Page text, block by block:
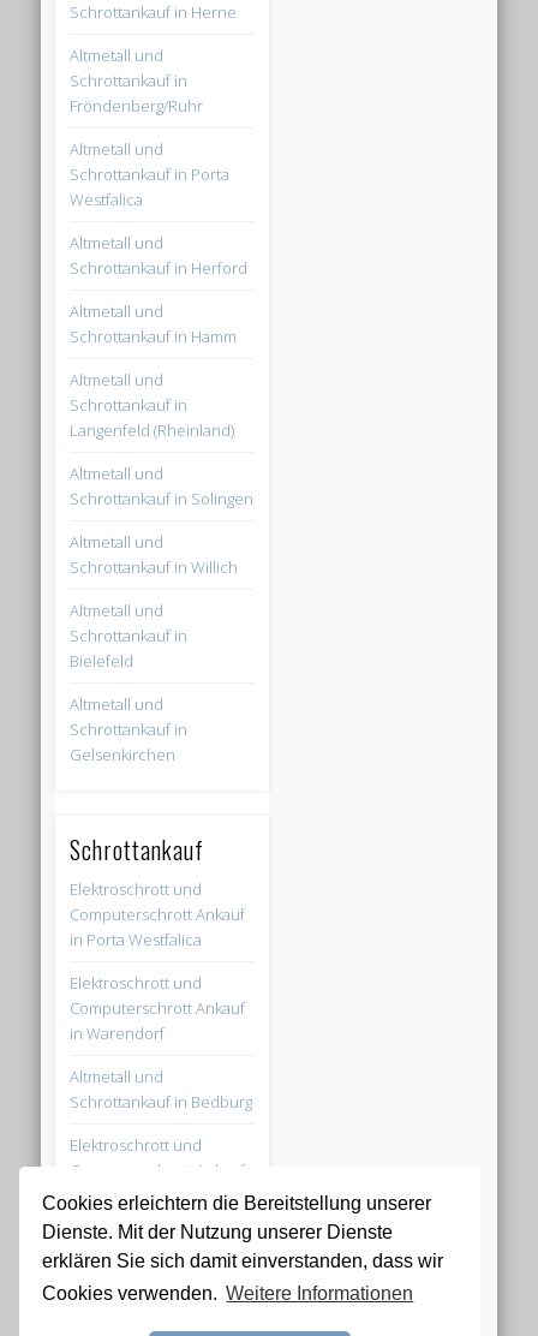
Cookies erleichtern die Bereitstellung unserer
Dienste. Mit der Nutzung unserer Dienste
erklären Sie sich damit einverstanden, dass wir
Cookies verwenden. Weitere Informationen
Schrottankauf in Herne
Altmetall und
Schrottankauf in
Fröndenberg/Ruhr
Altmetall und
Schrottankauf in Porta
Westfalica
Altmetall und
Schrottankauf in Herford
Altmetall und
Schrottankauf in Hamm
Altmetall und
Schrottankauf in
Langenfeld (Rheinland)
Altmetall und
Schrottankauf in Solingen
Altmetall und
Schrottankauf in Willich
Altmetall und
Schrottankauf in
Bielefeld
Altmetall und
Schrottankauf in
Gelsenkirchen
Schrottankauf
Elektroschrott und
Computerschrott Ankauf
in Porta Westfalica
Elektroschrott und
Computerschrott Ankauf
in Warendorf
Altmetall und
Schrottankauf in Bedburg
Elektroschrott und
Computerschrott Ankauf
in Herford
Elektroschrott und
Computerschrott Ankauf
in Übach-Palenberg